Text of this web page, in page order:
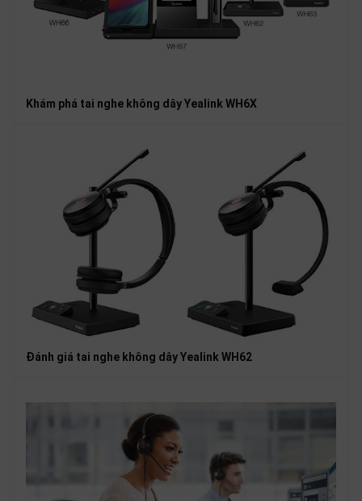
Khám phá tai nghe không dây Yealink WH6X
Đánh giá tai nghe không dây Yealink WH62